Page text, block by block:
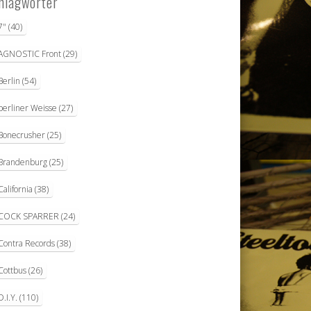
(40)
Front(29)
(54)
Weisse (27)
(25)
(25)
(38)
SPARRER (24)
Records(38)
(26)
(110)